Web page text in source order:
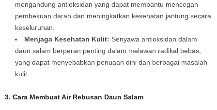
mengandung antioksidan yang dapat membantu mencegah
pembekuan darah dan meningkatkan kesehatan jantung secara
keseluruhan.
Menjaga Kesehatan Kulit: Senyawa antioksidan dalam
daun salam berperan penting dalam melawan radikal bebas,
yang dapat menyebabkan penuaan dini dan berbagai masalah
kulit.
3. Cara Membuat Air Rebusan Daun Salam